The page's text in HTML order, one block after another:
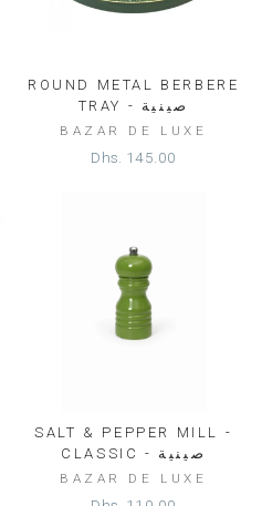
ROUND METAL BERBERE
TRAY - صينية
BAZAR DE LUXE
Dhs. 145.00
SALT & PEPPER MILL -
CLASSIC - صينية
BAZAR DE LUXE